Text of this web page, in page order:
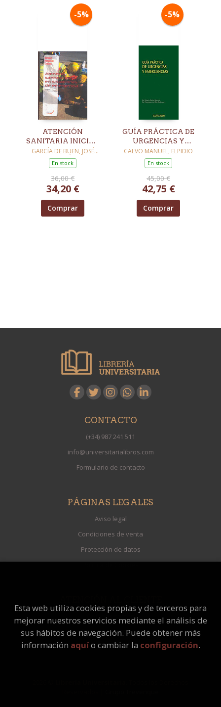
-5%
ATENCIÓN
SANITARIA INICIAL
EN SITUACIONES DE
EMERGENCIA
GARCÍA DE BUEN, JOSÉ
MARÍA / GÓMEZ-
MASCARAQUE PÉREZ,
BARBOLLA GARCÍA, JUAN
ANTONIO
En stock
36,00 €
34,20 €
Comprar
-5%
GUÍA PRÁCTICA DE
URGENCIAS Y
EMERGENCIAS
CALVO MANUEL, ELPIDIO
En stock
45,00 €
42,75 €
Comprar
CONTACTO
(+34) 987 241 511
info@universitarialibros.com
Formulario de contacto
PÁGINAS LEGALES
Aviso legal
Condiciones de venta
Protección de datos
Política de Cookies
Quiénes somos
Pedidos especiales
Esta web utiliza cookies propias y de terceros para
mejorar nuestros servicios mediante el análisis de
sus hábitos de navegación. Puede obtener más
información aquío cambiar la configuración.